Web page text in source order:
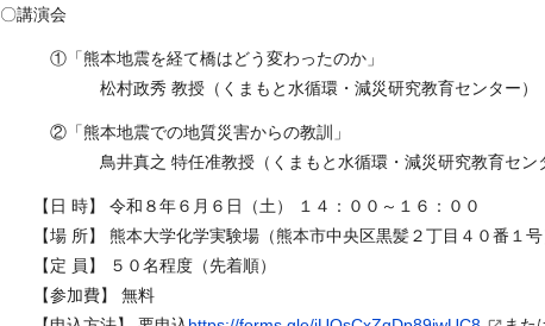
〇講演会
①「熊本地震を経て橋はどう変わったのか」
松村政秀 教授（くまもと水循環・減災研究教育センター）
②「熊本地震での地質災害からの教訓」
鳥井真之 特任准教授（くまもと水循環・減災研究教育センタ
【日 時】 令和８年６月６日（土） １４：００～１６：００
【場 所】 熊本大学化学実験場（熊本市中央区黒髪２丁目４０番１号
【定 員】 ５０名程度（先着順）
【参加費】 無料